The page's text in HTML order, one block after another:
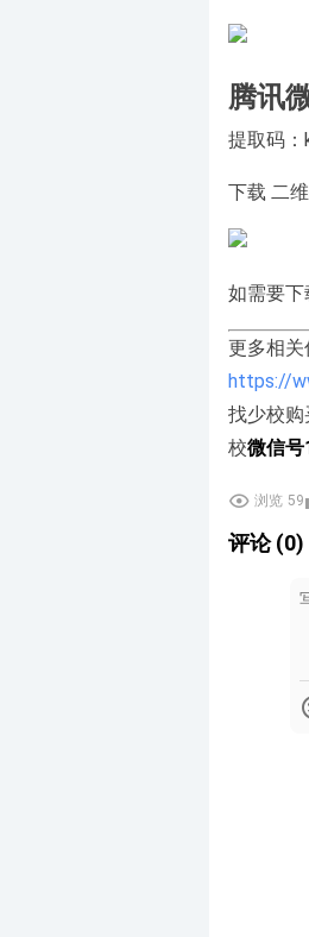
腾讯
提取码：
下载 二
如需要
更多相关
https://
找少校购
校微信号
浏览 59
评论 (0)